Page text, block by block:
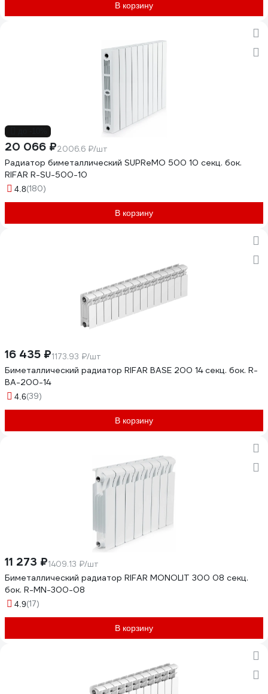
В корзину
20 066 ₽2006.6 ₽/шт
Радиатор биметаллический SUPReMO 500 10 секц. бок.
RIFAR R-SU-500-10
4.8(180)
В корзину
16 435 ₽1173.93 ₽/шт
Биметаллический радиатор RIFAR BASE 200 14 секц. бок. R-
BA-200-14
4.6(39)
В корзину
11 273 ₽1409.13 ₽/шт
Биметаллический радиатор RIFAR MONOLIT 300 08 секц.
бок. R-MN-300-08
4.9(17)
В корзину